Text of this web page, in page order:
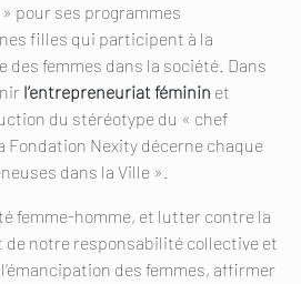
» pour ses programmes
filles qui participent à la
des femmes dans la société. Dans
l’entrepreneuriat féminin et
du stéréotype du « chef
Fondation Nexity décerne chaque
dans la Ville ».
femme-homme, et lutter contre la
notre responsabilité collective et
des femmes, affirmer